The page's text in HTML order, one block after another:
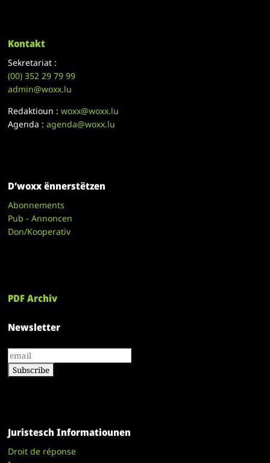
Kontakt
Sekretariat :
(00)352 29 79 99
admin@woxx.lu
Redaktioun :woxx@woxx.lu
Agenda :agenda@woxx.lu
D’woxx ënnerstëtzen
Abonnements
Pub - Annoncen
Don/Kooperativ
PDF Archiv
Newsletter
Juristesch Informatiounen
Droit de réponse